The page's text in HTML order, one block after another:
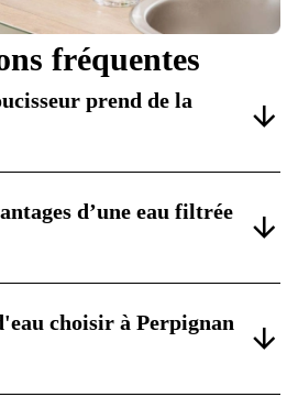
fréquentes
prend de la
d’une eau filtrée
choisir à Perpignan